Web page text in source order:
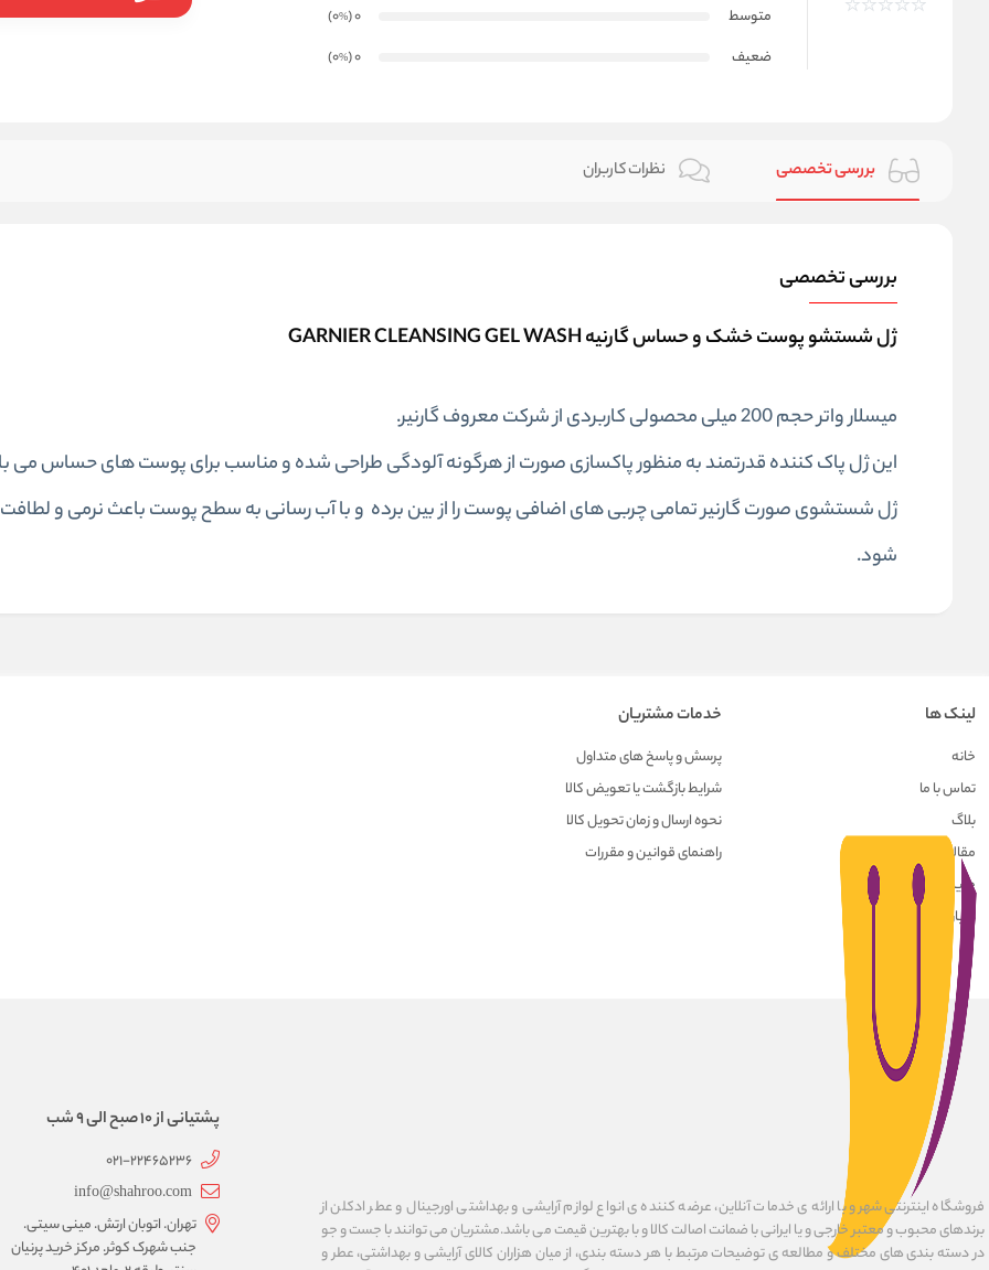
متوسط
0
(0
%
)
ضعیف
0
(0
%
)
بررسی تخصصی نظرات کاربران
بررسی تخصصی
ژل شستشو پوست خشک و حساس گارنیه GARNIER CLEANSING GEL WASH
میسلار واتر حجم 200 میلی محصولی کاربردی از شرکت معروف گارنیر.
این ژل پاک کننده قدرتمند به منظور پاکسازی صورت از هرگونه آلودگی طراحی شده و مناسب برای پوست های حساس می
ژل شستشوی صورت گارنیر تمامی چربی های اضافی پوست را از بین برده و با آب رسانی به سطح پوست باعث نرمی و
شود.
لینک ها
خانه
تماس با ما
بلاگ
مقالات
حریم خصوصی کاربران
درباره ما
خدمات مشتریان
پرسش و پاسخ های متداول
شرایط بازگشت یا تعویض کالا
نحوه ارسال و زمان تحویل کالا
راهنمای قوانین و مقررات
فروشگاه اینترنتی شهرو با ارائه ی خدمات آنلاین، عرضه کننده ی انواع لوازم آرایشی و بهداشتی اورجینال و عطر ادکلن از
برندهای محبوب و معتبر خارجی و یا ایرانی با ضمانت اصالت کالا و با بهترین قیمت می باشد.مشتریان می توانند با جست و جو
در دسته بندی های مختلف و مطالعه ی توضیحات مرتبط با هر دسته بندی، از میان هزاران کالای آرایشی و بهداشتی، عطر و
پشتیانی از 10 صبح الی 9 شب
021-22465236
info@shahroo.com
تهران. اتوبان ارتش. مینی سیتی.
جنب شهرک کوثر. مرکز خرید پرنیان